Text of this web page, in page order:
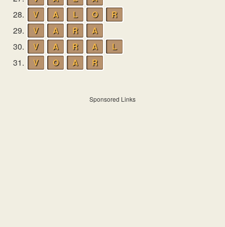
28.
V A L O
R
29.
V A R
A
30.
V A R A
L
31.
V O A R
Sponsored Links